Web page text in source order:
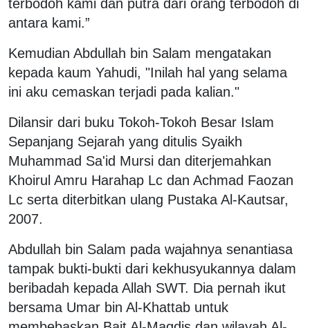
terbodoh kami dan putra dari orang terbodoh di
antara kami.”
Kemudian Abdullah bin Salam mengatakan
kepada kaum Yahudi, "Inilah hal yang selama
ini aku cemaskan terjadi pada kalian."
Dilansir dari buku Tokoh-Tokoh Besar Islam
Sepanjang Sejarah yang ditulis Syaikh
Muhammad Sa'id Mursi dan diterjemahkan
Khoirul Amru Harahap Lc dan Achmad Faozan
Lc serta diterbitkan ulang Pustaka Al-Kautsar,
2007.
Abdullah bin Salam pada wajahnya senantiasa
tampak bukti-bukti dari kekhusyukannya dalam
beribadah kepada Allah SWT. Dia pernah ikut
bersama Umar bin Al-Khattab untuk